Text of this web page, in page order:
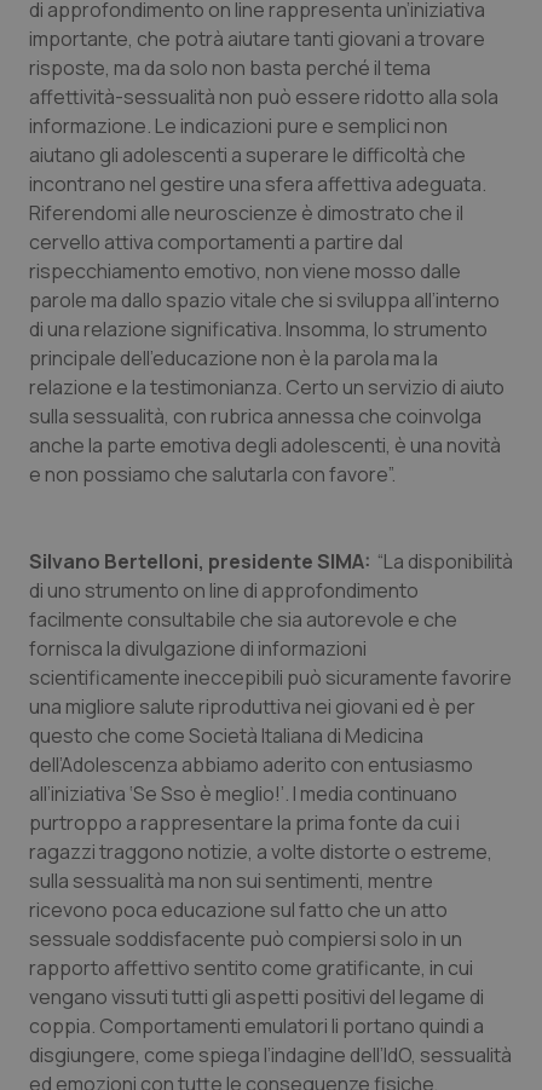
di approfondimento on line rappresenta un’iniziativa
importante, che potrà aiutare tanti giovani a trovare
risposte, ma da solo non basta perché il tema
affettività-sessualità non può essere ridotto alla sola
informazione. Le indicazioni pure e semplici non
aiutano gli adolescenti a superare le difficoltà che
incontrano nel gestire una sfera affettiva adeguata.
Riferendomi alle neuroscienze è dimostrato che il
cervello attiva comportamenti a partire dal
rispecchiamento emotivo, non viene mosso dalle
parole ma dallo spazio vitale che si sviluppa all’interno
di una relazione significativa. Insomma, lo strumento
principale dell’educazione non è la parola ma la
relazione e la testimonianza. Certo un servizio di aiuto
sulla sessualità, con rubrica annessa che coinvolga
anche la parte emotiva degli adolescenti, è una novità
e non possiamo che salutarla con favore”.
Silvano Bertelloni, presidente SIMA: “La disponibilità
di uno strumento on line di approfondimento
facilmente consultabile che sia autorevole e che
fornisca la divulgazione di informazioni
scientificamente ineccepibili può sicuramente favorire
una migliore salute riproduttiva nei giovani ed è per
questo che come Società Italiana di Medicina
dell’Adolescenza abbiamo aderito con entusiasmo
all’iniziativa ‘Se Sso è meglio!’. I media continuano
purtroppo a rappresentare la prima fonte da cui i
ragazzi traggono notizie, a volte distorte o estreme,
sulla sessualità ma non sui sentimenti, mentre
ricevono poca educazione sul fatto che un atto
sessuale soddisfacente può compiersi solo in un
rapporto affettivo sentito come gratificante, in cui
vengano vissuti tutti gli aspetti positivi del legame di
coppia. Comportamenti emulatori li portano quindi a
disgiungere, come spiega l’indagine dell’IdO, sessualità
ed emozioni con tutte le conseguenze fisiche,
sito web abilitandone funzionalità di base quali la
navigazione sulle pagine e l'accesso alle aree
protette del sito. Il sito web non è in grado di
funzionare correttamente senza questi cookie.
Nome
Fornitore/Dominio
VISITOR_PRIVACY_METADATA
YouTube
.youtube.com
tracking-sites-ironfish-
tracking-enable
www.quotidianosanita.it
tracking-sites-ironfish-
session-id
www.quotidianosanita.it